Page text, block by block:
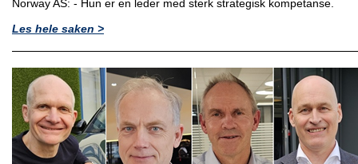
Norway AS: - Hun er en leder med sterk strategisk kompetanse.
Les hele saken >